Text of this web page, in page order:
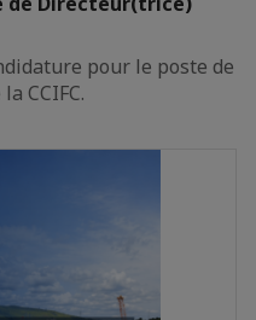
pour le poste de
CCIFC.